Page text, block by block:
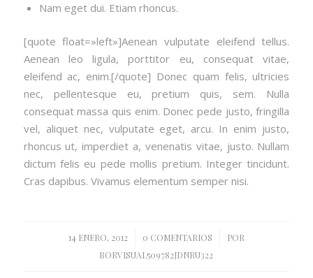
Nam eget dui. Etiam rhoncus.
[quote float=»left»]Aenean vulputate eleifend tellus.
Aenean leo ligula, porttitor eu, consequat vitae,
eleifend ac, enim.[/quote] Donec quam felis, ultricies
nec, pellentesque eu, pretium quis, sem. Nulla
consequat massa quis enim. Donec pede justo, fringilla
vel, aliquet nec, vulputate eget, arcu. In enim justo,
rhoncus ut, imperdiet a, venenatis vitae, justo. Nullam
dictum felis eu pede mollis pretium. Integer tincidunt.
Cras dapibus. Vivamus elementum semper nisi.
14 ENERO, 2012
/ 0 COMENTARIOS
/
POR
BORVISUAL509782JDNRU322